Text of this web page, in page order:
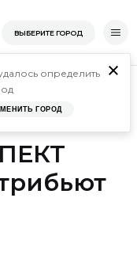
ВЫБЕРИТЕ ГОРОД
определить
ГОРОД
ДК "Ритм"